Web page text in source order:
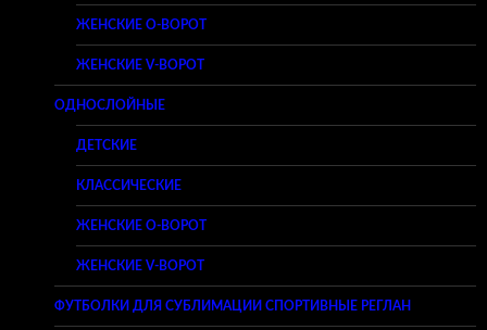
ЖЕНСКИЕ O-ВОРОТ
ЖЕНСКИЕ V-ВОРОТ
ОДНОСЛОЙНЫЕ
ДЕТСКИЕ
КЛАССИЧЕСКИЕ
ЖЕНСКИЕ O-ВОРОТ
ЖЕНСКИЕ V-ВОРОТ
ФУТБОЛКИ ДЛЯ СУБЛИМАЦИИ СПОРТИВНЫЕ РЕГЛАН